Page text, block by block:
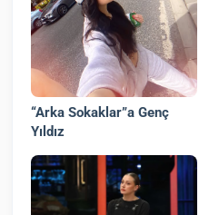
“Arka Sokaklar”a Genç
Yıldız